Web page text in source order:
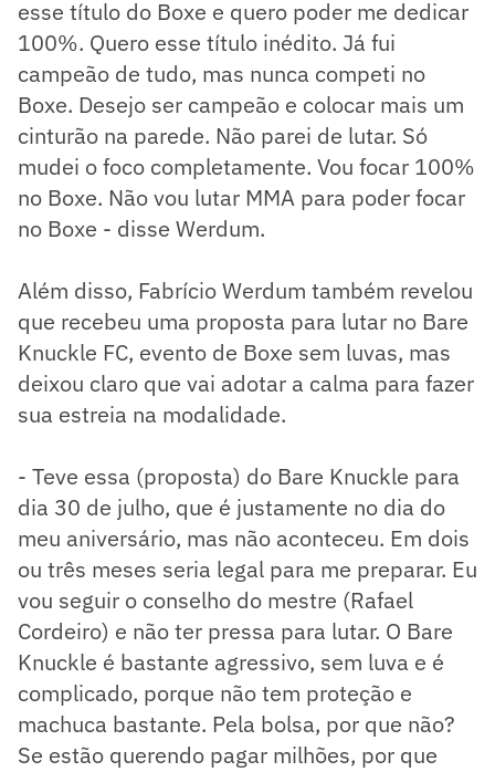
esse título do Boxe e quero poder me dedicar
100%. Quero esse título inédito. Já fui
campeão de tudo, mas nunca competi no
Boxe. Desejo ser campeão e colocar mais um
cinturão na parede. Não parei de lutar. Só
mudei o foco completamente. Vou focar 100%
no Boxe. Não vou lutar MMA para poder focar
no Boxe - disse Werdum.
Além disso, Fabrício Werdum também revelou
que recebeu uma proposta para lutar no Bare
Knuckle FC, evento de Boxe sem luvas, mas
deixou claro que vai adotar a calma para fazer
sua estreia na modalidade.
- Teve essa (proposta) do Bare Knuckle para
dia 30 de julho, que é justamente no dia do
meu aniversário, mas não aconteceu. Em dois
ou três meses seria legal para me preparar. Eu
vou seguir o conselho do mestre (Rafael
Cordeiro) e não ter pressa para lutar. O Bare
Knuckle é bastante agressivo, sem luva e é
complicado, porque não tem proteção e
machuca bastante. Pela bolsa, por que não?
Se estão querendo pagar milhões, por que